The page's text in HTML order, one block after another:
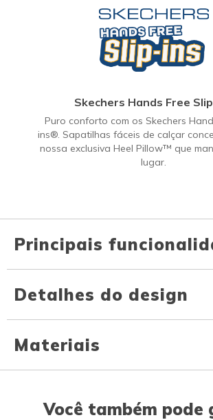
Skechers Hands Free
Puro conforto com os Skechers
ins®. Sapatilhas fáceis de calçar
nossa exclusiva Heel Pillow™ que
lugar.
Principais
Detalhes do design
Materiais
Você também pode